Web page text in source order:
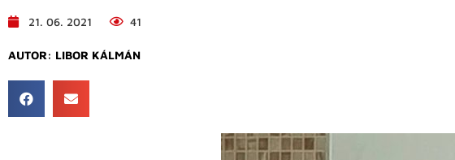
21. 06. 2021 41
AUTOR: LIBOR KÁLMÁN